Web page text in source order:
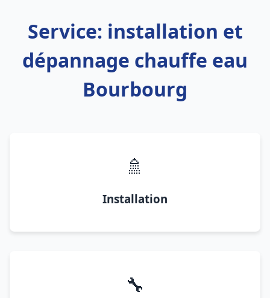
Service: installation et
dépannage chauffe eau
Bourbourg
🚿
Installation
🔧